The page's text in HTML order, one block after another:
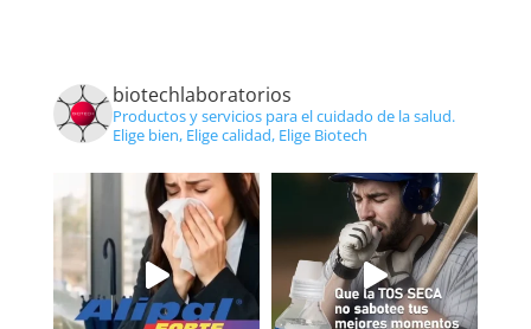
biotechlaboratorios
Productos y servicios para el cuidado de la salud.
Elige bien, Elige calidad, Elige Biotech